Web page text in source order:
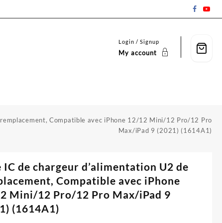
Login / Signup
My account
Compatible avec iPhone 12/12 Mini/12 Pro/12 Pro
Max/iPad 9 (2021) (1614A1)
IC de chargeur d’alimentation U2 de
Compatible avec iPhone
Mini/12 Pro/12 Pro Max/iPad 9
(1614A1)